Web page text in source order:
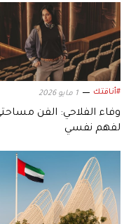
#أناقتك 1 مايو 2026
وفاء الفلاحي: الفن
لفهم نفسي